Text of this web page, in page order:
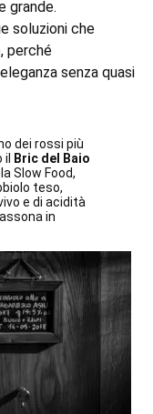
grande.
soluzioni che
perché
senza quasi
dei rossi più
Bric del Baio
Slow Food,
teso,
e di acidità
in